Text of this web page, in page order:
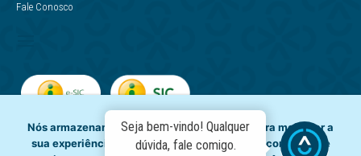
Fale Conosco
Nós armazenamos dados temporariamente para melhorar a
sua experiência de navegação e recomendar conteúdo de
Seja bem-vindo! Qualquer
dúvida, fale comigo.